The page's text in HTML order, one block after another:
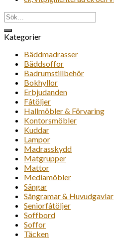
Sök
efter:
Kategorier
Bäddmadrasser
Bäddsoffor
Badrumstillbehör
Bokhyllor
Erbjudanden
Fåtöljer
Hallmöbler & Förvaring
Kontorsmöbler
Kuddar
Lampor
Madrasskydd
Matgrupper
Mattor
Mediamöbler
Sängar
Sängramar & Huvudgavlar
Seniorfåtöljer
Soffbord
Soffor
Täcken